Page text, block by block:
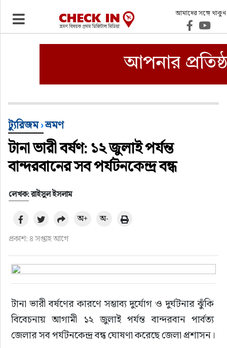
আমাদের সঙ্গে থাকুন
ভ্রমণ
ওটিএ
হোটেল-মোটেল-রিসোর্ট
বিদেশযাত্রা
প্রবাস
ফুড
হজ-ওমরাহ
আরও
ট্যুরিজম›ভ্রমণ
টানা ভারী বর্ষণ: ১২ জুলাই পর্যন্ত
বান্দরবানের সব পর্যটনকেন্দ্র বন্ধ
লেখক: রাইসুল ইসলাম
প্রকাশ: ৪ সপ্তাহ আগে
অ+ অ-
টানা ভারী বর্ষণের কারণে সম্ভাব্য দুর্যোগ ও দুর্ঘটনার ঝুঁকি
বিবেচনায় আগামী ১২ জুলাই পর্যন্ত বান্দরবান পার্বত্য
জেলার সব পর্যটনকেন্দ্র বন্ধ ঘোষণা করেছে জেলা প্রশাসন।